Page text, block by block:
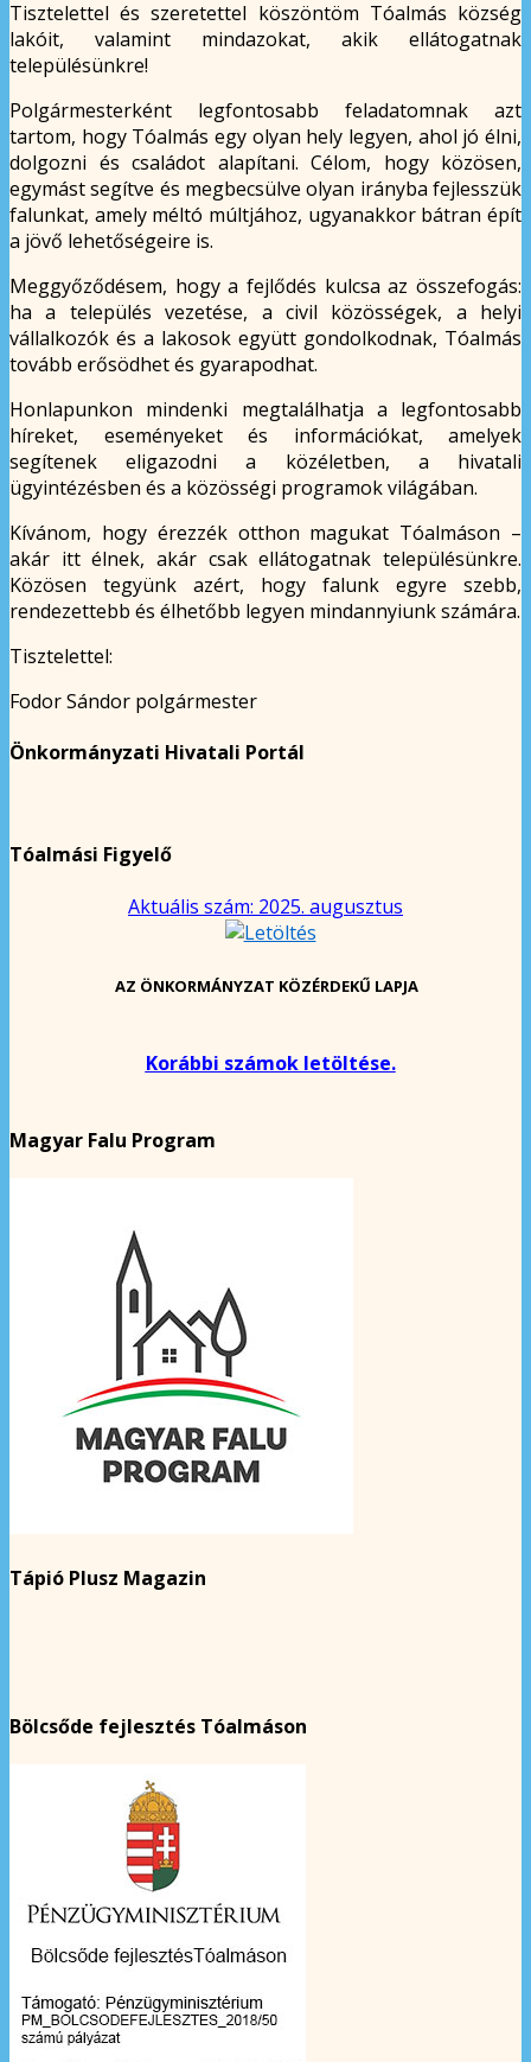
Tisztelettel és szeretettel köszöntöm Tóalmás község
lakóit, valamint mindazokat, akik ellátogatnak
településünkre!
Polgármesterként legfontosabb feladatomnak azt
tartom, hogy Tóalmás egy olyan hely legyen, ahol jó élni,
dolgozni és családot alapítani. Célom, hogy közösen,
egymást segítve és megbecsülve olyan irányba fejlesszük
falunkat, amely méltó múltjához, ugyanakkor bátran épít
a jövő lehetőségeire is.
Meggyőződésem, hogy a fejlődés kulcsa az összefogás:
ha a település vezetése, a civil közösségek, a helyi
vállalkozók és a lakosok együtt gondolkodnak, Tóalmás
tovább erősödhet és gyarapodhat.
Honlapunkon mindenki megtalálhatja a legfontosabb
híreket, eseményeket és információkat, amelyek
segítenek eligazodni a közéletben, a hivatali
ügyintézésben és a közösségi programok világában.
Kívánom, hogy érezzék otthon magukat Tóalmáson –
akár itt élnek, akár csak ellátogatnak településünkre.
Közösen tegyünk azért, hogy falunk egyre szebb,
rendezettebb és élhetőbb legyen mindannyiunk számára.
Tisztelettel:
Fodor Sándor polgármester
Önkormányzati Hivatali Portál
Tóalmási Figyelő
Aktuális szám: 2025. augusztus
AZ ÖNKORMÁNYZAT KÖZÉRDEKŰ LAPJA
Korábbi számok letöltése.
Magyar Falu Program
Tápió Plusz Magazin
Bölcsőde fejlesztés Tóalmáson